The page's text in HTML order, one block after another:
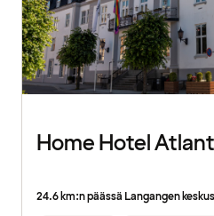
Home Hotel
24.6 km:n päässä Langangen